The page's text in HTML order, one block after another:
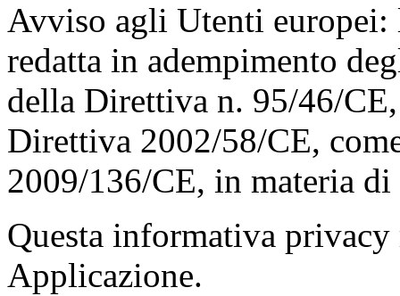
Avviso agli Utenti europei:
redatta in adempimento
della Direttiva n. 95/46/
Direttiva 2002/58/CE,
2009/136/CE, in materia
Questa informativa privacy
Applicazione.